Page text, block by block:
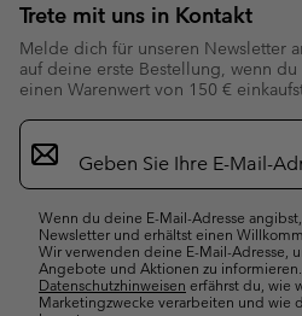
Trete mit uns in Kontakt
Melde dich für unseren Newsletter
auf deine erste Bestellung, wenn
einen Warenwert von 150 €
Newsletter-
Anmeldung
Wenn du deine E-Mail-Adresse
Newsletter und erhältst einen
Wir verwenden deine E-Mail-Adresse,
Angebote und Aktionen zu
Datenschutzhinweisen erfährst du, wie
Marketingzwecke verarbeiten und wie